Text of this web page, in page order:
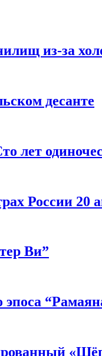
из-за
десанте
лет
России 20
Ви”